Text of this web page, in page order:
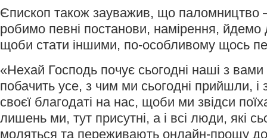
Єпископ також зауважив, що паломництво
робимо певні постанови, намірення, йдемо
щоби стати іншими, по-особливому щось
«Нехай Господь почує сьогодні наші з
побачить усе, з чим ми сьогодні прийшли, і
своєї благодаті на нас, щоби ми звідси
лишень ми, тут присутні, а і всі люди, які
моляться та переживають онлайн-прощу